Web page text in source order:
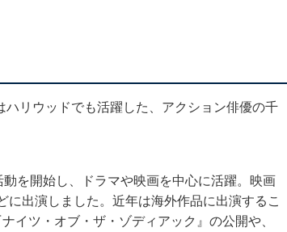
リウッドでも活躍した、アクション俳優の千
を開始し、ドラマや映画を中心に活躍。映画
に出演しました。近年は海外作品に出演するこ
イツ・オブ・ザ・ゾディアック』の公開や、